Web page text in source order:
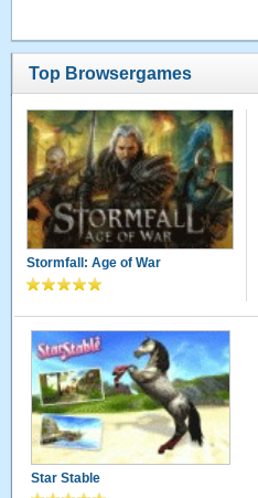
Top Browsergames
Stormfall: Age of War
Star Stable